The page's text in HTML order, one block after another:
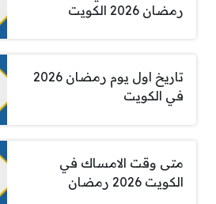
رمضان 2026 الكويت
تاريخ اول يوم رمضان 2026
في الكويت
متى وقت الامساك في
الكويت 2026 رمضان